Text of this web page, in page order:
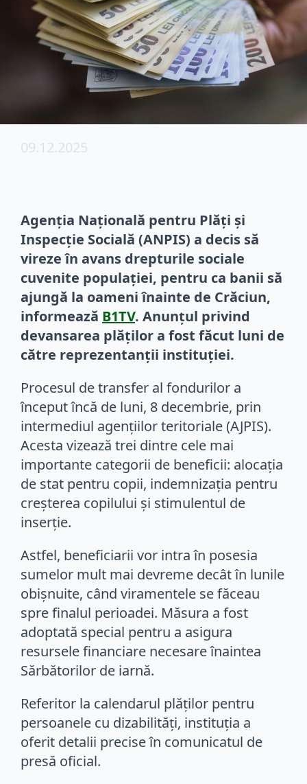
09.12.2025
Agenția Națională pentru Plăți și
Inspecție Socială (ANPIS) a decis să
vireze în avans drepturile sociale
cuvenite populației, pentru ca banii să
ajungă la oameni înainte de Crăciun,
informează B1TV. Anunțul privind
devansarea plăților a fost făcut luni de
către reprezentanții instituției.
Procesul de transfer al fondurilor a
început încă de luni, 8 decembrie, prin
intermediul agențiilor teritoriale (AJPIS).
Acesta vizează trei dintre cele mai
importante categorii de beneficii: alocația
de stat pentru copii, indemnizația pentru
creșterea copilului și stimulentul de
inserție.
Astfel, beneficiarii vor intra în posesia
sumelor mult mai devreme decât în lunile
obișnuite, când viramentele se făceau
spre finalul perioadei. Măsura a fost
adoptată special pentru a asigura
resursele financiare necesare înaintea
Sărbătorilor de iarnă.
Referitor la calendarul plăților pentru
persoanele cu dizabilități, instituția a
oferit detalii precise în comunicatul de
presă oficial.